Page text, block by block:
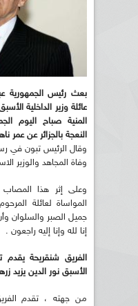
بعث رئيس الجمهورية
عائلة وزير الداخلية
المنية صباح اليوم
النعجة بالجزائر عن عمر ناهز 83
وقال الرئيس تبون في
وفاة المجاهد والوزير
وعلى إثر هذا
المواساة لعائلة
جميل الصبر والسلوان
إنا لله وإنا إليه راجعون .
الفريق شنقريحة يقدم
الأسبق نور الدين يزيد
من جهته ، تقدم